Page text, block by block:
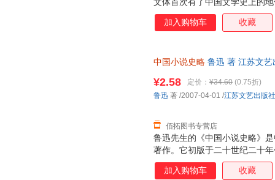
文体首次有了中国文学史上的
于文学写作者，尤其是小说创
的。书中先生甄选的文摘、包
加入购物车 收藏
中国小说史略 鲁迅 著 江苏文
鲁迅先生的《中国小说史略》
著作。它初版于二十世纪二十
精辟的论断，深受学术界的推
中国通俗文学史的经典著作。
¥2.58 定价： ¥34.60 (0.75折)
佰拓图书专营店
鲁迅 著 /2007-04-01 /江苏文艺出版社
加入购物车 收藏